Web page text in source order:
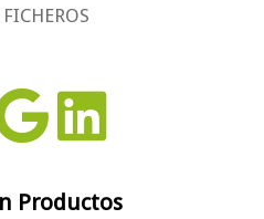
Productos